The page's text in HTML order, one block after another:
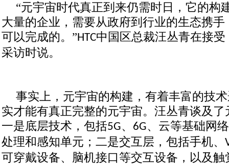
“元宇宙时代真正到来仍需时日，它的构
大量的企业，需要从政府到行业的生态携
可以完成的。”HTC中国区总裁汪丛青在接
采访时说。
事实上，元宇宙的构建，有着丰富的技
实才能有真正完整的元宇宙。汪丛青谈及
一是底层技术，包括5G、 6G、云等基础网
处理和感知单元；二是交互层，包括手机、
可穿戴设备、脑机接口等交互设备，以及